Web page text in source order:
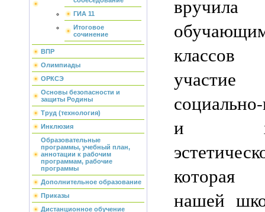
ГИА 11
Итоговое
сочинение
ВПР
Олимпиады
ОРКСЭ
Основы безопасности и
защиты Родины
Труд (технология)
Инклюзия
Образовательные
программы, учебный план,
аннотации к рабочим
программам, рабочие
программы
Дополнительное образование
Приказы
Дистанционное обучение
вручила
классов
и
которая
нашей